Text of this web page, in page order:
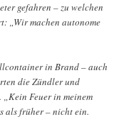
gefahren – zu welchen
„Wir machen autonome
in Brand – auch
die Zündler und
Feuer in meinem
als früher – nicht ein.